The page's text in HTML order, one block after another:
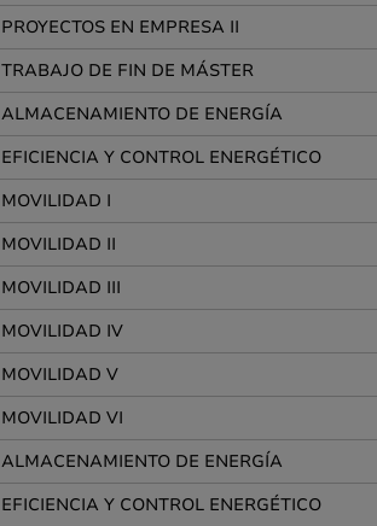
PROYECTOS EN EMPRESA II
TRABAJO DE FIN DE MÁSTER
ALMACENAMIENTO DE ENERGÍA
EFICIENCIA Y CONTROL ENERGÉTICO
MOVILIDAD I
MOVILIDAD II
MOVILIDAD III
MOVILIDAD IV
MOVILIDAD V
MOVILIDAD VI
ALMACENAMIENTO DE ENERGÍA
EFICIENCIA Y CONTROL ENERGÉTICO